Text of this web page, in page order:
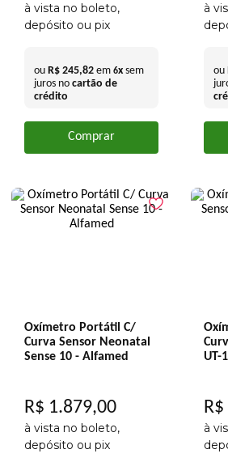
à vista no boleto,
depósito ou pix
ou R$ 245,82 em 6x sem
juros no cartão de
crédito
Comprar
à
ou
Oxímetro Portátil C/
Curva Sensor Neonatal
Sense 10 - Alfamed
R$ 1.879,00
à vista no boleto,
depósito ou pix
UT-
R$
à